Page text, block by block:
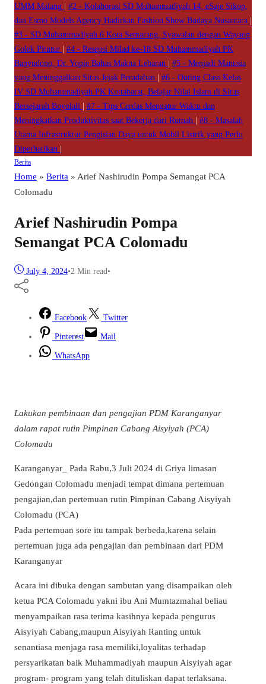
UMM Malang
#2 - Kolaborasi SD Muhammadiyah 14, eSaje Sikop,
dan Esmo Models Agency Hadirkan Fashion Show Budaya Nusantara
#3 - SD Muhammadiyah 6 Kota Semarang, Syawalan dengan Wayang
Golek Pitutur
#4 - Resepsi Milad ke-18 SD Muhammadiyah PK
Banyudono, Dr. Yopie Bahas Makna Lebaran
#5 - Menjadi Manusia
yang Meninggalkan Situs Jejak Peradaban
#6 - Outing Class Kelas
IV SD Muhammadiyah PK Kottabarat, Belajar Nilai Islam di Situs
Bersejarah Boyolali
#7 - Tips Cerdas Mengatur Waktu dan
Meningkatkan Produktivitas saat Bekerja dari Rumah
#8 - Masalah
Utama Infrastruktur Pengisian Daya untuk Mobil Listrik yang Perlu
Diperhatikan
Berita
Home » Berita » Arief Nashirudin Pompa Semangat PCA
Colomadu
Arief Nashirudin Pompa
Semangat PCA Colomadu
July 4, 2024•2 Min read•
Facebook Twitter
Pinterest Mail
WhatsApp
Lakukan pembinaan dan pengajian PDM Karanganyar
dalam rapat rutin Pimpinan Cabang Aisyiyah (PCA)
Colomadu
Karanganyar_ Pada Rabu,3 Juli 2024 di Griya limasan
Gedongan Colomadu menjadi tempat dimana pertemuan
pengajian,dan pertemuan rutin Pimpinan Cabang Aisyiyah
Colomadu (PCA)
Pada pertemuan sore itu tampak berbeda,karena selain
pertemuan juga ada pengajian dan pembinaan dari PDM
Karanganyar
Acara ini dibuka dengan sambutan yang disampaikan oleh
ketua PCA Colomadu yakni ibu Ani Mumtazmahal beliau
menyampaikan rasa terima kasihnya kepada pengurus
Aisyiyah Cabang,maupun Aisyiyah Ranting untuk
senantiasa menjaga rasa memiliki,loyalitas terhadap
persyarikatan baik Muhammadiyah maupun Aisyiyah agar
program- program yang telah dituliskan dapat terlaksana.